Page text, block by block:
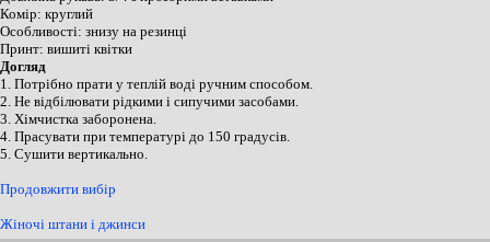
Комір: круглий
Особливості: знизу на резинці
Принт: вишиті квітки
Догляд
1. Потрібно прати у теплій воді ручним способом.
2. Не відбілювати рідкими і сипучими засобами.
3. Хімчистка заборонена.
4. Прасувати при температурі до 150 градусів.
5. Сушити вертикально.
Продовжити вибір
Жіночі штани і джинси